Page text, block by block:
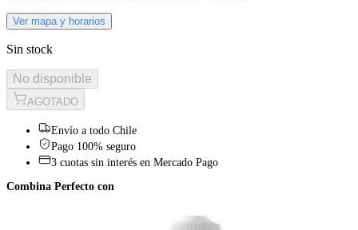
Ver mapa y horarios
Sin stock
No disponible
AGOTADO
Envío a todo Chile
Pago 100% seguro
3 cuotas sin interés en Mercado Pago
Combina Perfecto con